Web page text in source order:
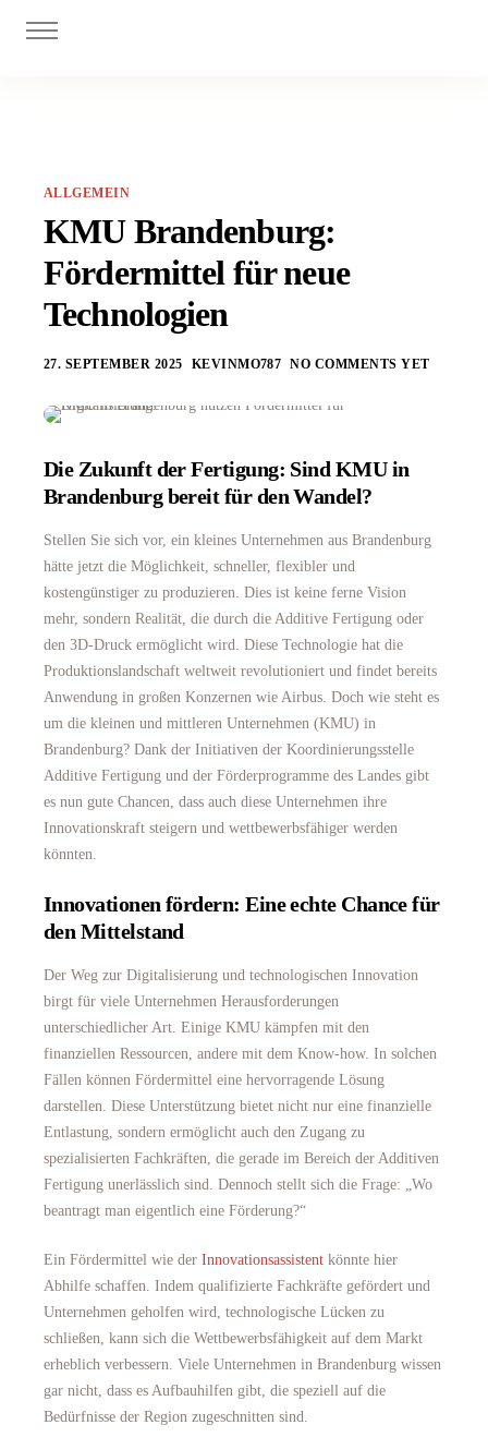
Blog
ALLGEMEIN
KMU Brandenburg:
Fördermittel für neue
Technologien
27. SEPTEMBER 2025 KEVINMO787 NO COMMENTS YET
Die Zukunft der Fertigung: Sind KMU in
Brandenburg bereit für den Wandel?
Stellen Sie sich vor, ein kleines Unternehmen aus Brandenburg
hätte jetzt die Möglichkeit, schneller, flexibler und
kostengünstiger zu produzieren. Dies ist keine ferne Vision
mehr, sondern Realität, die durch die Additive Fertigung oder
den 3D-Druck ermöglicht wird. Diese Technologie hat die
Produktionslandschaft weltweit revolutioniert und findet bereits
Anwendung in großen Konzernen wie Airbus. Doch wie steht es
um die kleinen und mittleren Unternehmen (KMU) in
Brandenburg? Dank der Initiativen der Koordinierungsstelle
Additive Fertigung und der Förderprogramme des Landes gibt
es nun gute Chancen, dass auch diese Unternehmen ihre
Innovationskraft steigern und wettbewerbsfähiger werden
könnten.
Innovationen fördern: Eine echte Chance für
den Mittelstand
Der Weg zur Digitalisierung und technologischen Innovation
birgt für viele Unternehmen Herausforderungen
unterschiedlicher Art. Einige KMU kämpfen mit den
finanziellen Ressourcen, andere mit dem Know-how. In solchen
Fällen können Fördermittel eine hervorragende Lösung
darstellen. Diese Unterstützung bietet nicht nur eine finanzielle
Entlastung, sondern ermöglicht auch den Zugang zu
spezialisierten Fachkräften, die gerade im Bereich der Additiven
Fertigung unerlässlich sind. Dennoch stellt sich die Frage: „Wo
beantragt man eigentlich eine Förderung?“
Ein Fördermittel wie der Innovationsassistent könnte hier
Abhilfe schaffen. Indem qualifizierte Fachkräfte gefördert und
Unternehmen geholfen wird, technologische Lücken zu
schließen, kann sich die Wettbewerbsfähigkeit auf dem Markt
erheblich verbessern. Viele Unternehmen in Brandenburg wissen
gar nicht, dass es Aufbauhilfen gibt, die speziell auf die
Bedürfnisse der Region zugeschnitten sind.